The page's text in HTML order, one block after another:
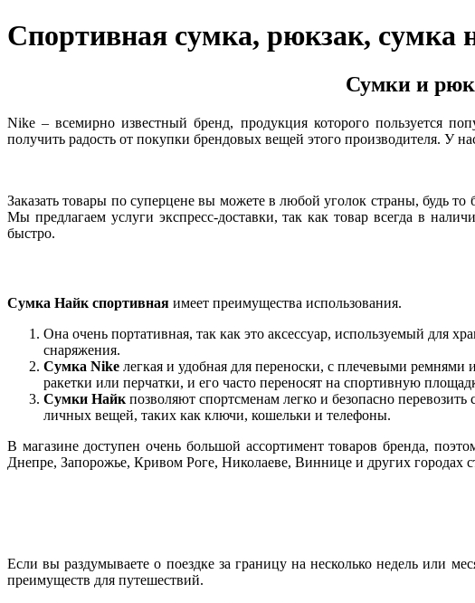
Спортивная сумка, рюкзак, сумка
Сумки и
Nike – всемирно известный бренд, продукция которого пользуется
получить радость от покупки брендовых вещей этого производителя. У
Заказать товары по суперцене вы можете в любой уголок страны, будь
Мы предлагаем услуги экспресс-доставки, так как товар всегда в
быстро.
Сумка Найк спортивная имеет преимущества использования.
Она очень портативная, так как это аксессуар, используемый для
снаряжения.
Сумка Nike легкая и удобная для переноски, с плечевыми
ракетки или перчатки, и его часто переносят на спортивную
Сумки Найк позволяют спортсменам легко и безопасно
личных вещей, таких как ключи, кошельки и телефоны.
В магазине доступен очень большой ассортимент товаров бренда,
Днепре, Запорожье, Кривом Роге, Николаеве, Виннице и других городах
Если вы раздумываете о поездке за границу на несколько недель или
преимуществ для путешествий.